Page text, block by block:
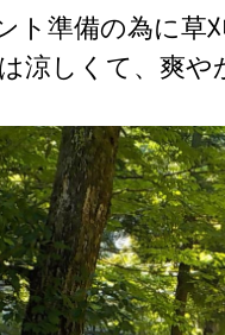
ト準備の為に
涼しくて、爽